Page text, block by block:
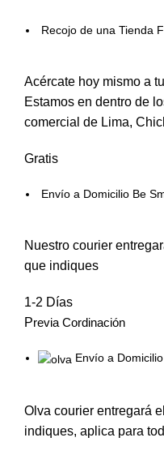
Recojo de una Tienda
Acércate hoy mismo a
Estamos en dentro de
comercial de Lima,
Gratis
Envío a Domicilio Be
Nuestro courier
que indiques
1-2 Días
Previa Cordinación
Envío a
Olva courier entregará
indiques, aplica para